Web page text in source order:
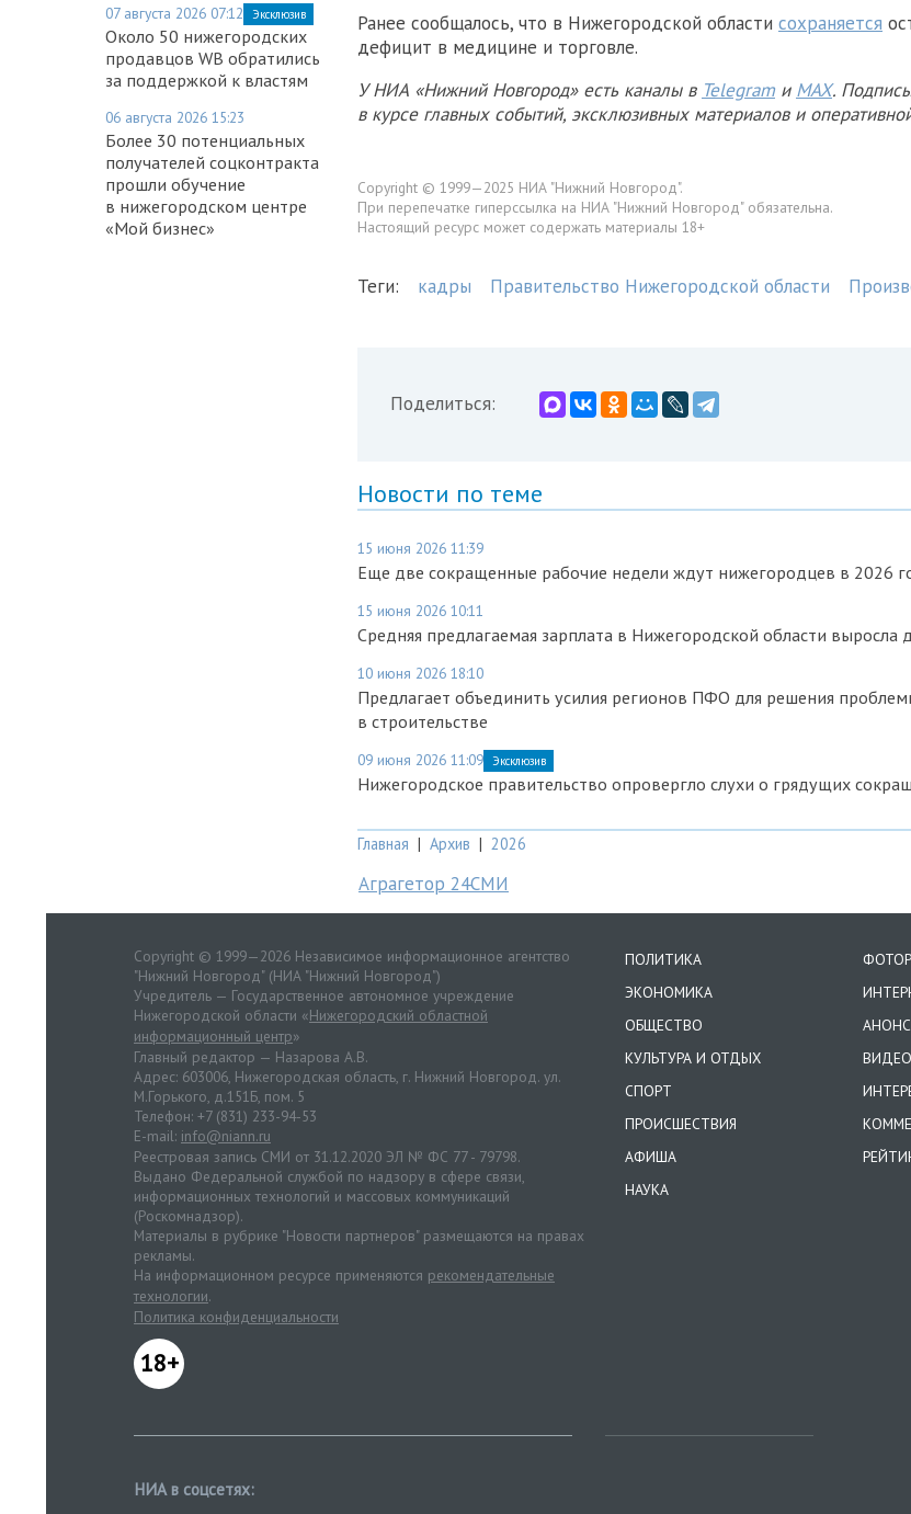
07 августа 2026 07:12 Эксклюзив
Около 50 нижегородских
продавцов WB обратились
за поддержкой к властям
06 августа 2026 15:23
Более 30 потенциальных
получателей соцконтракта
прошли обучение
в нижегородском центре
«Мой бизнес»
Ранее сообщалось, что в Нижегородской области сохраняется
дефицит в медицине и торговле.
У НИА «Нижний Новгород» есть каналы в Telegram и MAX.
в курсе главных событий, эксклюзивных материалов и
Copyright © 1999—2025 НИА "Нижний Новгород".
При перепечатке гиперссылка на НИА "Нижний Новгород" обязательна.
Настоящий ресурс может содержать материалы 18+
Теги: кадры Правительство Нижегородской области
Поделиться:
Новости по теме
15 июня 2026 11:39
Еще две сокращенные рабочие недели ждут нижегородцев в 2026
15 июня 2026 10:11
Средняя предлагаемая зарплата в Нижегородской области выросла
10 июня 2026 18:10
Предлагает объединить усилия регионов ПФО для решения
в строительстве
09 июня 2026 11:09 Эксклюзив
Нижегородское правительство опровергло слухи о грядущих
Главная | Архив | 2026
Аграгетор 24СМИ
Copyright © 1999—2026 Независимое информационное агентство
"Нижний Новгород" (НИА "Нижний Новгород")
Учредитель — Государственное автономное учреждение
Нижегородской области «Нижегородский областной
информационный центр»
Главный редактор — Назарова А.В.
Адрес: 603006, Нижегородская область, г. Нижний Новгород. ул.
М.Горького, д.151Б, пом. 5
Телефон: +7 (831) 233-94-53
E-mail: info@niann.ru
Реестровая запись СМИ от 31.12.2020 ЭЛ № ФС 77 - 79798.
Выдано Федеральной службой по надзору в сфере связи,
информационных технологий и массовых коммуникаций
(Роскомнадзор).
Материалы в рубрике "Новости партнеров" размещаются на правах
рекламы.
На информационном ресурсе применяются рекомендательные
технологии.
Политика конфиденциальности
18+
ПОЛИТИКА
ЭКОНОМИКА
ОБЩЕСТВО
КУЛЬТУРА И ОТДЫХ
СПОРТ
ПРОИСШЕСТВИЯ
АФИША
НАУКА
НИА в соцсетях: